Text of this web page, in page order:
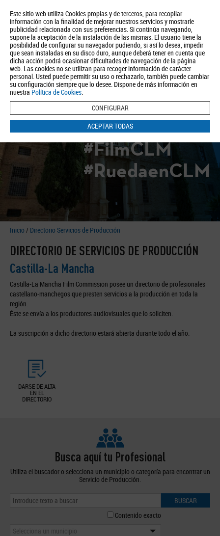
Este sitio web utiliza Cookies propias y de terceros, para recopilar
información con la finalidad de mejorar nuestros servicios y mostrarle
publicidad relacionada con sus preferencias. Si continúa navegando,
supone la aceptación de la instalación de las mismas. El usuario tiene la
posibilidad de configurar su navegador pudiendo, si así lo desea, impedir
que sean instaladas en su disco duro, aunque deberá tener en cuenta que
dicha acción podrá ocasionar dificultades de navegación de la página
web. Las cookies no se utilizan para recoger información de carácter
personal. Usted puede permitir su uso o rechazarlo, también puede cambiar
su configuración siempre que lo desee. Dispone de más información en
nuestra Política de Cookies.
CONFIGURAR
ACEPTAR TODAS
Quiénes somos Turismo Política de Privacidad Aviso Legal
Política de Cookies
BUSCAR
#FilmCLM
#RuedaenCLM
Inicio / Directorio Servicios de Producción
DIRECTORIO DE SERVICIOS DE PRODUCCIÓN
Castilla-La Mancha
Castilla-La Mancha Film Commission posee un directorio de profesionales
castellano-manchegos que presten servicios a la producción en toda la
región.
Éste se envía a los productores audiovisuales que lo soliciten.
La suscripción a dicho directorio estará abierta durante todo el año.
DARSE DE ALTA
EN EL
DIRECTORIO
Busca aquí tu Profesional
Utiliza el buscador o selecciona un municipio o categoría para encontrar un
Servicio de Producción.
BUSCAR
Contenido exacto
Selecciona un municipio